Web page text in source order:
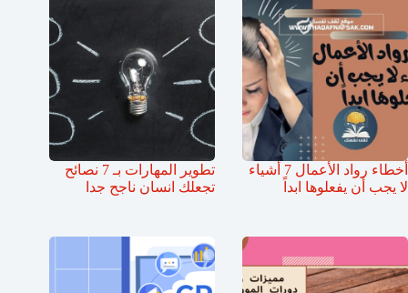
أخطاء رواد الأعمال 7 أشياء
لا يجب أن يفعلوها ابداً
تطوير المهارات بـ 7 نصائح
تجعلك انسان ناجح جدا